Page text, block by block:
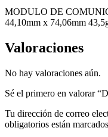
MODULO DE
44,10mm x 74,06mm
Valoraciones
No hay valoraciones aún.
Sé el primero en valorar
Tu dirección de correo
obligatorios están